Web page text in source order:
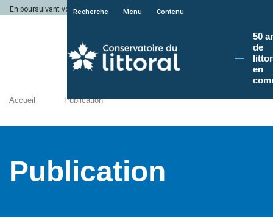
En poursuivant votre navigation sur le site du Conservatoire du littoral, vous
Recherche Menu Contenu
50
de
en
Accueil Publication
Publication